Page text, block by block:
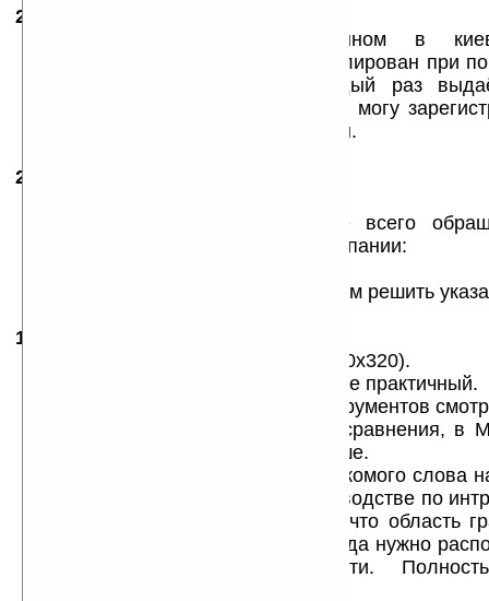
24.04.2003
В мой Palm m515, купленном в
«Компьютерленд» 6.09.02, инсталлирован при
он не работает, а только каждый раз
необходимости регистрации. Как я могу
e-mail ? Заранее спасибо! Владлен.
25.08.2003
С подобными вопросами лучше всего
технической поддержки нашей компании:
Менеджеры поддержки помогут Вам решить
14.05.2004
Пробовал на Sony SJ-22 (HiRes 320x320).
Интерфейс местами красивый но не практичный.
При 320х320 иконки в панели инструментов
явно делали для 160х160). Для сравнения, в
4.7 панель смотрится гораздо лучше.
Расположения поля ввода для искомого слова
верху что не очень удобно. В руководстве по
OS ясно сказано, что из-за того, что область
внизу экрана то кнопки и поля ввода нужно
ближе к этой самой области.